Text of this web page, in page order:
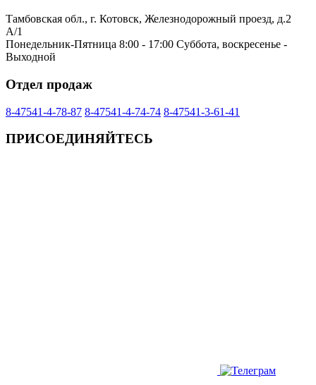
Тамбовская обл., г. Котовск, Железнодорожный проезд, д.2
А/1
Понедельник-Пятница 8:00 - 17:00 Суббота, воскресенье -
Выходной
Отдел продаж
8-47541-4-78-87 8-47541-4-74-74 8-47541-3-61-41
ПРИСОЕДИНЯЙТЕСЬ